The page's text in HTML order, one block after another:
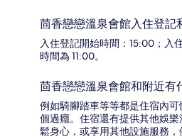
茴香戀戀溫泉會館入住登記
入住登記開始時間：15:00；入
時間為 11:00。
茴香戀戀溫泉會館和附近有
例如騎腳踏車等等都是住宿內
個過癮。住宿還有提供其他娛
鬆身心，或享用其他設施服務，